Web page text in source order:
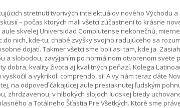
stretnutí tvorivých intelektuálov nového Východu
– počas ktorých mali všetci zúčastnení to krásne
skvelej Universidad Complutense nekonečnú,
nich, kde-tu, chabé zvyšky svojho radujúceho sa
dojatí. Takmer všetci sme boli asi tam, kde ja.
a slobodou, zavýjaním po normálnom otvorenom svete
dobra, kvality života aj kvalitných peňazí. Kolega
a vykríkol: comprendo, sí! A vy nám teraz dáte
na odpoveď čakajúcej aule presiaknutej ľudským
zhrdzavenou, v hlbokých slojoch ľudskej biedy
a Totálneho Šťastia Pre Všetkých. Ktoré sme